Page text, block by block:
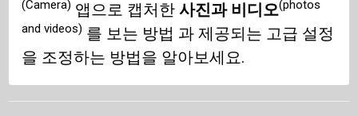
(Camera) 앱으로 캡처한사진과 비디오(photos
and videos) 를 보는 방법 과 제공되는 고급 설정
을 조정하는 방법을 알아보세요.